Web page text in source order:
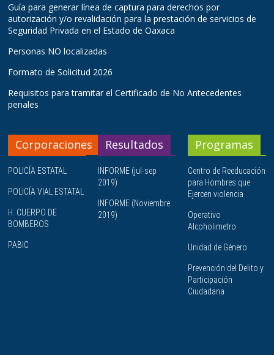
Guía para generar línea de captura para derechos por
autorización y/o revalidación para la prestación de servicios de
Seguridad Privada en el Estado de Oaxaca
Personas NO localizadas
Formato de Solicitud 2026
Requisitos para tramitar el Certificado de No Antecedentes
penales
Corporaciones
POLICÍA ESTATAL
POLICÍA VIAL ESTATAL
H. CUERPO DE
BOMBEROS
PABIC
Resultados
INFORME (jul-sep
2019)
INFORME (Noviembre
2019)
Programas
Centro de Reeducación
para Hombres que
Ejercen violencia
Operativo
Alcoholimetro
Unidad de Género
Prevención del Delito y
Participación
Ciudadana